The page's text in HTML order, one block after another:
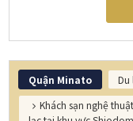
Quận Minato
Du
Khách sạn nghệ